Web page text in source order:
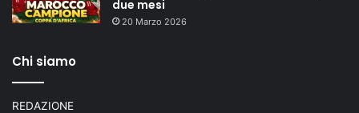
due mesi
20 Marzo 2026
Chi siamo
REDAZIONE